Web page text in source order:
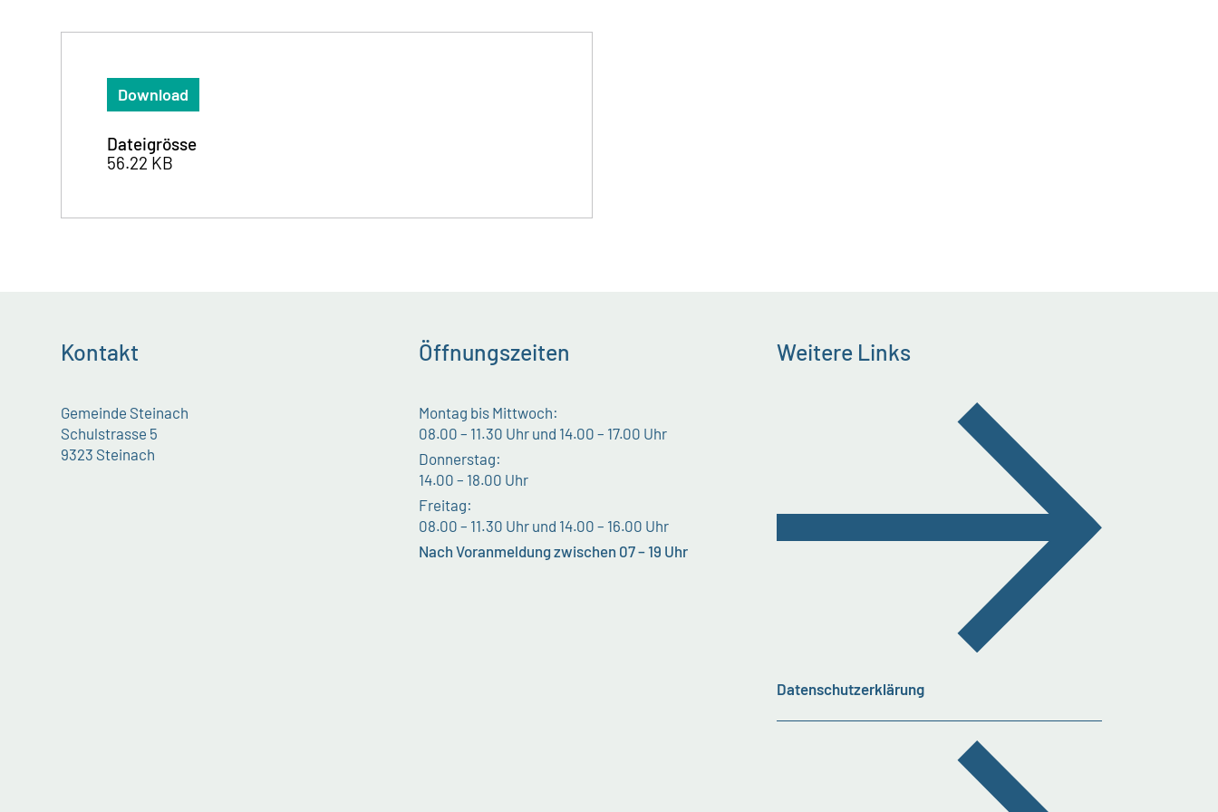
Download
Dateigrösse
56.22 KB
Kontakt
Gemeinde Steinach
Schulstrasse 5
9323 Steinach
Öffnungszeiten
Montag bis Mittwoch:
08.00 – 11.30 Uhr und 14.00 – 17.00 Uhr
Donnerstag:
14.00 – 18.00 Uhr
Freitag:
08.00 – 11.30 Uhr und 14.00 – 16.00 Uhr
Nach Voranmeldung zwischen 07 – 19 Uhr
Weitere Links
Datenschutzerklärung